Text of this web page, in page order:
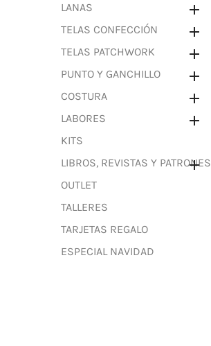
LANAS 
TELAS CONFECCIÓN 
TELAS PATCHWORK 
PUNTO Y GANCHILLO 
COSTURA 
LABORES 
KITS
LIBROS, REVISTAS Y PATRONES

OUTLET
TALLERES
TARJETAS REGALO
ESPECIAL NAVIDAD